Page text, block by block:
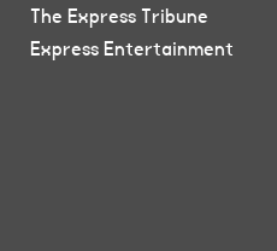
The Express Tribune
Express Entertainment